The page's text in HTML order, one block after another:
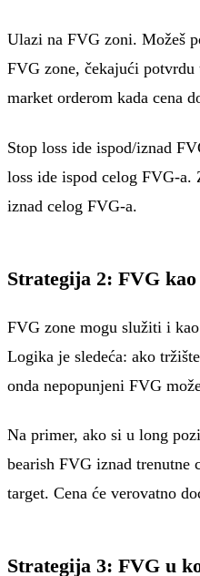
Ulazi na FVG zoni. Možeš
FVG zone, čekajući
market orderom kada cena
Stop loss ide ispod/iznad
loss ide ispod celog FVG-a.
iznad celog FVG-a.
Strategija 2: FVG
FVG zone mogu služiti i
Logika je sledeća: ako
onda nepopunjeni FVG
Na primer, ako si u long
bearish FVG iznad
target. Cena će verovatno
Strategija 3: FVG u